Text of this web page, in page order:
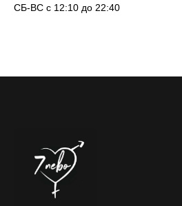
СБ-ВС с 12:10 до 22:40